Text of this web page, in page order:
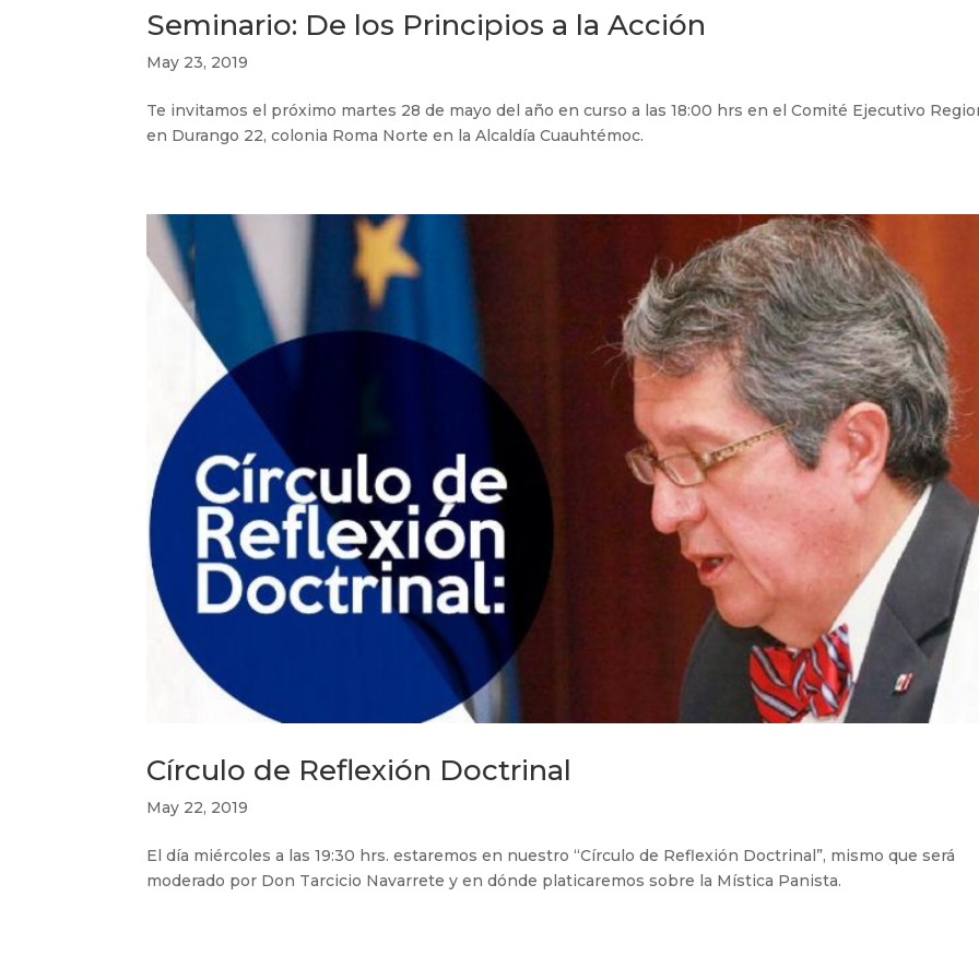
Seminario: De los Principios a la Acción
May 23, 2019
Te invitamos el próximo martes 28 de mayo del año en curso a las 18:00 hrs en el Comité Ejecutivo
en Durango 22, colonia Roma Norte en la Alcaldía Cuauhtémoc.
Círculo de Reflexión Doctrinal
May 22, 2019
El día miércoles a las 19:30 hrs. estaremos en nuestro “Círculo de Reflexión Doctrinal”, mismo que será
moderado por Don Tarcicio Navarrete y en dónde platicaremos sobre la Mística Panista.